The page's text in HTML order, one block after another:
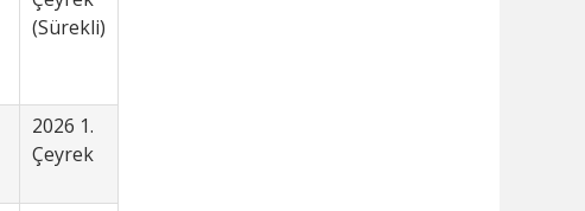
(Sürekli)
2026 1.
Çeyrek